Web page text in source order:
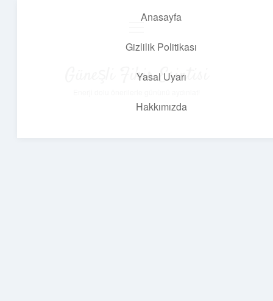
Anasayfa
Gizlilik Politikası
Yasal Uyarı
Hakkımızda
Güneşli Fikir Esintisi